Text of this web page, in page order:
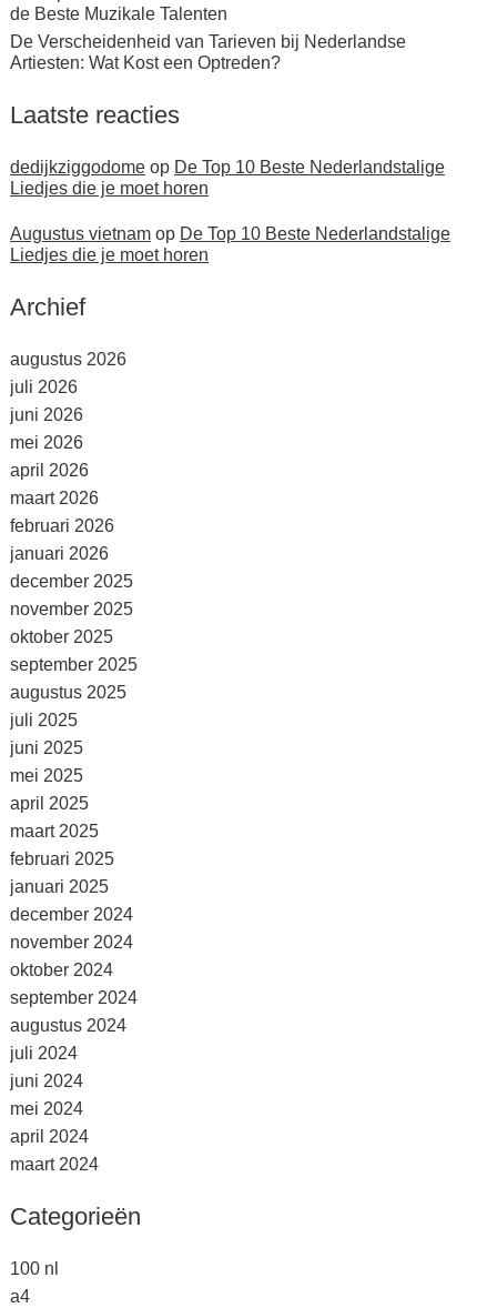
de Beste Muzikale Talenten
De Verscheidenheid van Tarieven bij Nederlandse
Artiesten: Wat Kost een Optreden?
Laatste reacties
dedijkziggodomeop De Top 10 Beste Nederlandstalige
Liedjes die je moet horen
Augustus vietnamop De Top 10 Beste Nederlandstalige
Liedjes die je moet horen
Archief
augustus 2026
juli 2026
juni 2026
mei 2026
april 2026
maart 2026
februari 2026
januari 2026
december 2025
november 2025
oktober 2025
september 2025
augustus 2025
juli 2025
juni 2025
mei 2025
april 2025
maart 2025
februari 2025
januari 2025
december 2024
november 2024
oktober 2024
september 2024
augustus 2024
juli 2024
juni 2024
mei 2024
april 2024
maart 2024
Categorieën
100 nl
a4